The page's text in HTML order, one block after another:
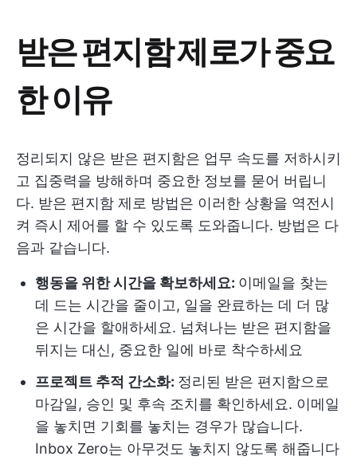
받은 편지함 제로가 중요
한 이유
정리되지 않은 받은 편지함은 업무 속도를 저하시키
고 집중력을 방해하며 중요한 정보를 묻어 버립니
다. 받은 편지함 제로 방법은 이러한 상황을 역전시
켜 즉시 제어를 할 수 있도록 도와줍니다. 방법은 다
음과 같습니다.
행동을 위한 시간을 확보하세요: 이메일을 찾는
데 드는 시간을 줄이고, 일을 완료하는 데 더 많
은 시간을 할애하세요. 넘쳐나는 받은 편지함을
뒤지는 대신, 중요한 일에 바로 착수하세요
프로젝트 추적 간소화: 정리된 받은 편지함으로
마감일, 승인 및 후속 조치를 확인하세요. 이메일
을 놓치면 기회를 놓치는 경우가 많습니다.
Inbox Zero는 아무것도 놓치지 않도록 해줍니다